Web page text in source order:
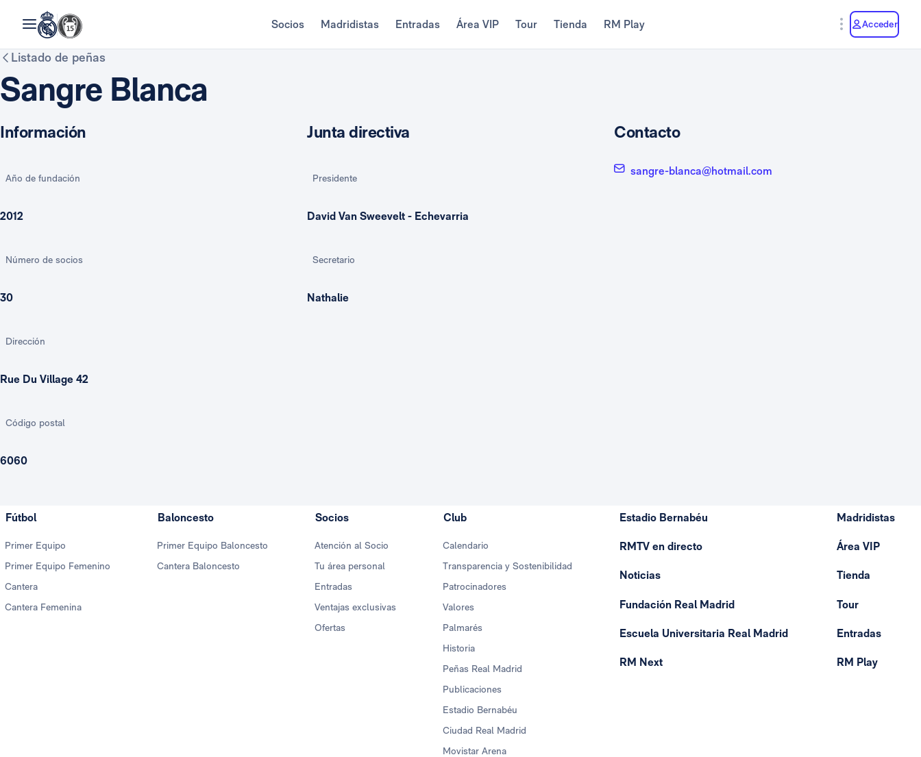
Socios Madridistas Entradas Área VIP Tour Tienda RM Play Acceder
Listado de peñas
Sangre Blanca
Información
Año de fundación
2012
Número de socios
30
Dirección
Rue Du Village 42
Código postal
6060
Junta directiva
Presidente
David Van Sweevelt - Echevarria
Secretario
Nathalie
Contacto
sangre-blanca@hotmail.com
Fútbol
Primer Equipo
Primer Equipo Femenino
Cantera
Cantera Femenina
Baloncesto
Primer Equipo Baloncesto
Cantera Baloncesto
Socios
Atención al Socio
Tu área personal
Entradas
Ventajas exclusivas
Ofertas
Club
Calendario
Transparencia y Sostenibilidad
Patrocinadores
Valores
Palmarés
Historia
Peñas Real Madrid
Publicaciones
Estadio Bernabéu
Ciudad Real Madrid
Movistar Arena
Estadio Bernabéu
RMTV en directo
Noticias
Fundación Real Madrid
Escuela Universitaria Real Madrid
RM Next
Madridistas
Área VIP
Tienda
Tour
Entradas
RM Play